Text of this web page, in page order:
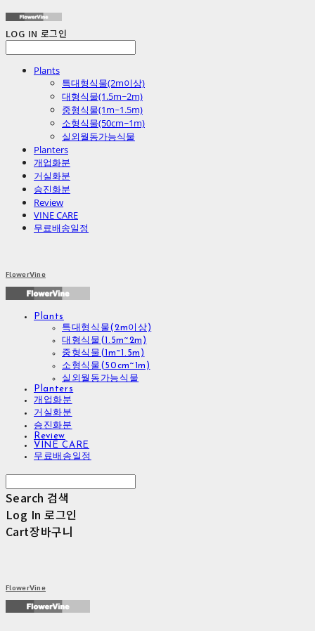
LOG IN 로그인
Plants
특대형식물(2m이상)
대형식물(1.5m~2m)
중형식물(1m~1.5m)
소형식물(50cm~1m)
실외월동가능식물
Planters
개업화분
거실화분
승진화분
Review
VINE CARE
무료배송일정
FlowerVine
Plants
특대형식물(2m이상)
대형식물(1.5m~2m)
중형식물(1m~1.5m)
소형식물(50cm~1m)
실외월동가능식물
Planters
개업화분
거실화분
승진화분
Review
VINE CARE
무료배송일정
Search 검색
Log In 로그인
Cart장바구니
FlowerVine